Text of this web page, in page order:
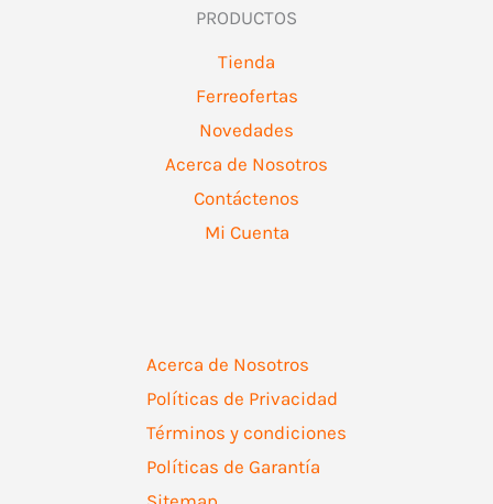
PRODUCTOS
Tienda
Ferreofertas
Novedades
Acerca de Nosotros
Contáctenos
Mi Cuenta
Acerca de Nosotros
Políticas de Privacidad
Términos y condiciones
Políticas de Garantía